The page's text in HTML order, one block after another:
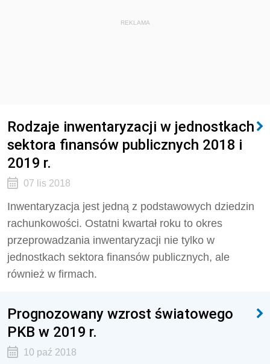
REKLAMA
Rodzaje inwentaryzacji w jednostkach
sektora finansów publicznych 2018 i
2019 r.
07 lis 2018
Inwentaryzacja jest jedną z podstawowych dziedzin
rachunkowości. Ostatni kwartał roku to okres
przeprowadzania inwentaryzacji nie tylko w
jednostkach sektora finansów publicznych, ale
również w firmach.
Prognozowany wzrost światowego
PKB w 2019 r.
10 paź 2018